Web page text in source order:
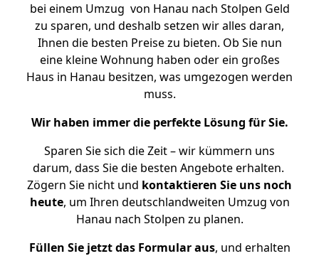
bei einem Umzug von Hanau nach Stolpen Geld
zu sparen, und deshalb setzen wir alles daran,
Ihnen die besten Preise zu bieten. Ob Sie nun
eine kleine Wohnung haben oder ein großes
Haus in Hanau besitzen, was umgezogen werden
muss.
Wir haben immer die perfekte Lösung für Sie.
Sparen Sie sich die Zeit – wir kümmern uns
darum, dass Sie die besten Angebote erhalten.
Zögern Sie nicht und kontaktieren Sie uns noch
heute, um Ihren deutschlandweiten Umzug von
Hanau nach Stolpen zu planen.
Füllen Sie jetzt das Formular aus, und erhalten